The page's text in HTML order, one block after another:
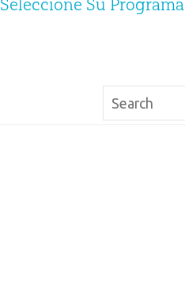
Seleccione Su Programa